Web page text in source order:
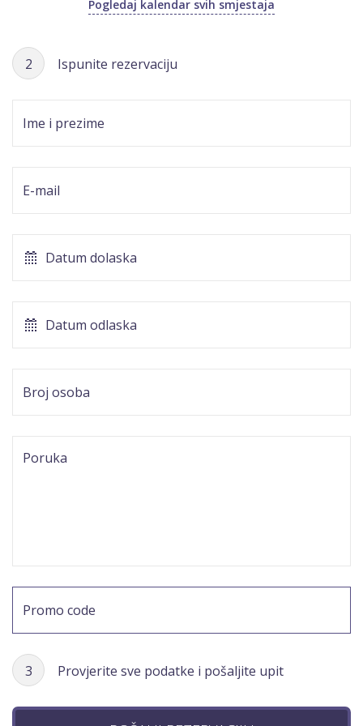
Pogledaj kalendar svih smjestaja
2 Ispunite rezervaciju
3 Provjerite sve podatke i pošaljite upit